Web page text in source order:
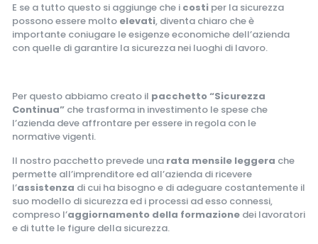
E se a tutto questo si aggiunge che i costi per la sicurezza
possono essere molto elevati, diventa chiaro che è
importante coniugare le esigenze economiche dell’azienda
con quelle di garantire la sicurezza nei luoghi di lavoro.
Per questo abbiamo creato il pacchetto “Sicurezza
Continua” che trasforma in investimento le spese che
l’azienda deve affrontare per essere in regola con le
normative vigenti.
Il nostro pacchetto prevede una rata mensile leggera che
permette all’imprenditore ed all’azienda di ricevere
l’assistenza di cui ha bisogno e di adeguare costantemente il
suo modello di sicurezza ed i processi ad esso connessi,
compreso l’aggiornamento della formazione dei lavoratori
e di tutte le figure della sicurezza.